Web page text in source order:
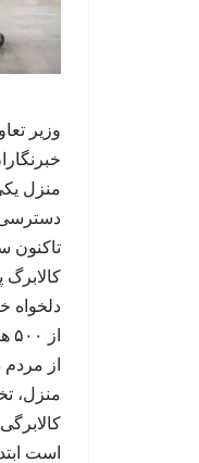
وزیر
منزل
دسترسی
تاکنون
کالابرگ
دلخواه
از
منزل،
است